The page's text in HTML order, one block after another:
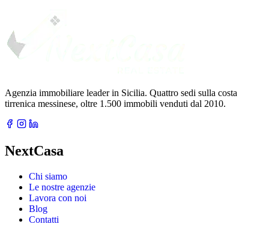
Agenzia immobiliare leader in Sicilia. Quattro sedi sulla costa
tirrenica messinese, oltre 1.500 immobili venduti dal 2010.
NextCasa
Chi siamo
Le nostre agenzie
Lavora con noi
Blog
Contatti